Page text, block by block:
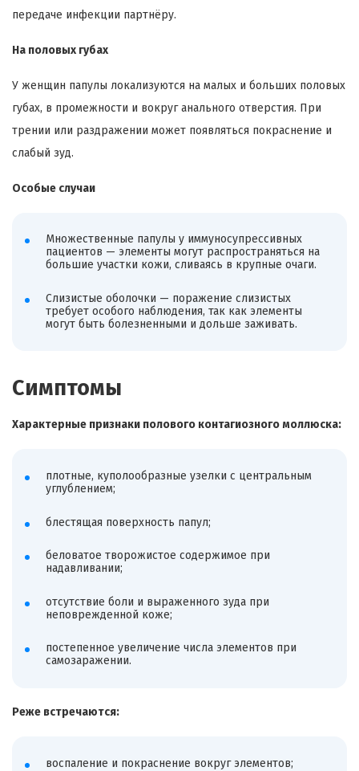
передаче инфекции партнёру.
На половых губах
У женщин папулы локализуются на малых и больших половых
губах, в промежности и вокруг анального отверстия. При
трении или раздражении может появляться покраснение и
слабый зуд.
Особые случаи
Множественные папулы у иммуносупрессивных
пациентов — элементы могут распространяться на
большие участки кожи, сливаясь в крупные очаги.
Слизистые оболочки — поражение слизистых
требует особого наблюдения, так как элементы
могут быть болезненными и дольше заживать.
Симптомы
Характерные признаки полового контагиозного моллюска:
плотные, куполообразные узелки с центральным
углублением;
блестящая поверхность папул;
беловатое творожистое содержимое при
надавливании;
отсутствие боли и выраженного зуда при
неповрежденной коже;
постепенное увеличение числа элементов при
самозаражении.
Реже встречаются:
воспаление и покраснение вокруг элементов;